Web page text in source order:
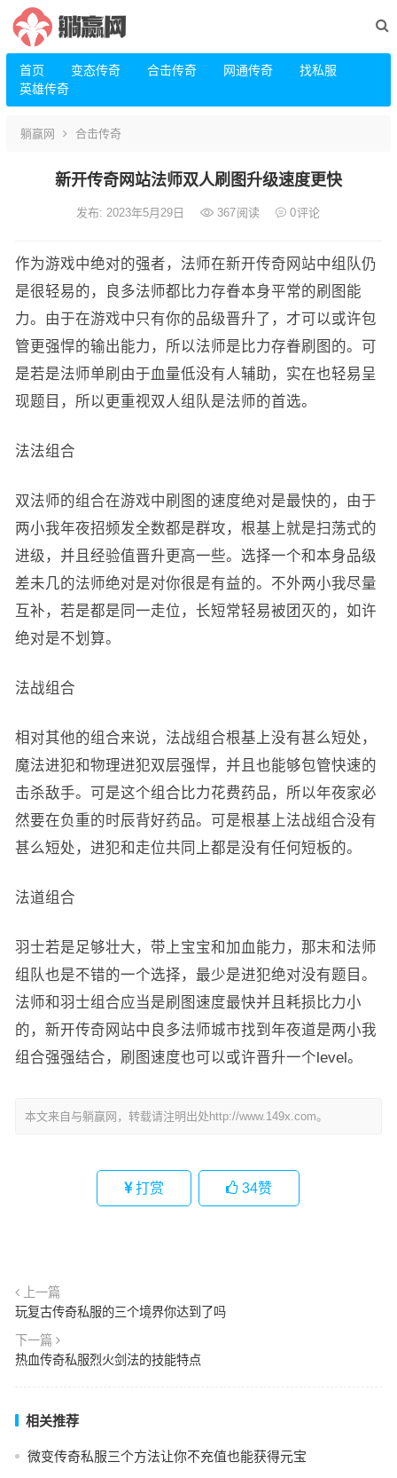
首页 变态传奇 合击传奇 网通传奇
找私服
英雄传奇
躺赢网 合击传奇
新开传奇网站法师双人刷图升级速度更快
发布: 2023年5月29日 367阅读 0评论
作为游戏中绝对的强者，法师在新开传奇网站中组队仍
是很轻易的，良多法师都比力存眷本身平常的刷图能
力。由于在游戏中只有你的品级晋升了，才可以或许包
管更强悍的输出能力，所以法师是比力存眷刷图的。可
是若是法师单刷由于血量低没有人辅助，实在也轻易呈
现题目，所以更重视双人组队是法师的首选。
法法组合
双法师的组合在游戏中刷图的速度绝对是最快的，由于
两小我年夜招频发全数都是群攻，根基上就是扫荡式的
进级，并且经验值晋升更高一些。选择一个和本身品级
差未几的法师绝对是对你很是有益的。不外两小我尽量
互补，若是都是同一走位，长短常轻易被团灭的，如许
绝对是不划算。
法战组合
相对其他的组合来说，法战组合根基上没有甚么短处，
魔法进犯和物理进犯双层强悍，并且也能够包管快速的
击杀敌手。可是这个组合比力花费药品，所以年夜家必
然要在负重的时辰背好药品。可是根基上法战组合没有
甚么短处，进犯和走位共同上都是没有任何短板的。
法道组合
羽士若是足够壮大，带上宝宝和加血能力，那末和法师
组队也是不错的一个选择，最少是进犯绝对没有题目。
法师和羽士组合应当是刷图速度最快并且耗损比力小
的，新开传奇网站中良多法师城市找到年夜道是两小我
组合强强结合，刷图速度也可以或许晋升一个level。
本文来自与躺赢网，转载请注明出处http://www.149x.com。
打赏 34赞
上一篇
玩复古传奇私服的三个境界你达到了吗
下一篇
热血传奇私服烈火剑法的技能特点
相关推荐
微变传奇私服三个方法让你不充值也能获得元宝